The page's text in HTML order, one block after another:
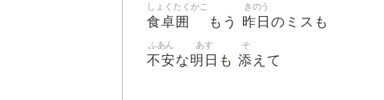
食卓囲
しょくたくかこ
もう 昨日
きのう
のミスも
不安
ふあん
な明日
あす
も 添
そ
えて